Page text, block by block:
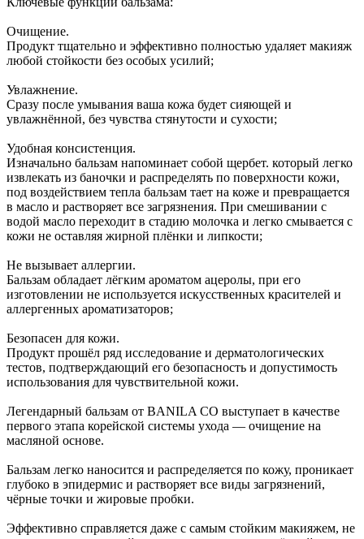
Очищение.
Продукт тщательно и эффективно полностью удаляет макияж
любой стойкости без особых усилий;
Увлажнение.
Сразу после умывания ваша кожа будет сияющей и
увлажнённой, без чувства стянутости и сухости;
Удобная консистенция.
Изначально бальзам напоминает собой щербет. который легко
извлекать из баночки и распределять по поверхности кожи,
под воздействием тепла бальзам тает на коже и превращается
в масло и растворяет все загрязнения. При смешивании с
водой масло переходит в стадию молочка и легко смывается с
кожи не оставляя жирной плёнки и липкости;
Не вызывает аллергии.
Бальзам обладает лёгким ароматом ацеролы, при его
изготовлении не используется искусственных красителей и
аллергенных ароматизаторов;
Безопасен для кожи.
Продукт прошёл ряд исследование и дерматологических
тестов, подтверждающий его безопасность и допустимость
использования для чувствительной кожи.
Легендарный бальзам от BANILA CO выступает в качестве
первого этапа корейской системы ухода — очищение на
масляной основе.
Бальзам легко наносится и распределяется по кожу, проникает
глубоко в эпидермис и растворяет все виды загрязнений,
чёрные точки и жировые пробки.
Эффективно справляется даже с самым стойким макияжем, не